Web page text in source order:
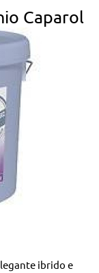
Caparol
ibrido e